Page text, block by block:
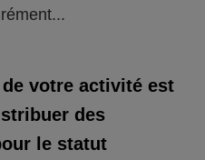
votre activité est
des
le statut